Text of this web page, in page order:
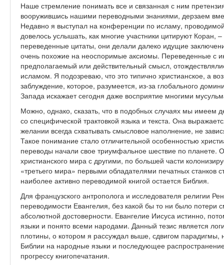
Наше стремление понимать все и связанная с ним
вооружившись нашими переводными знаниями, дерзаем
Недавно я выступал на конференции по исламу,
довелось услышать, как многие участники цитируют Коран,
переведенные цитаты, они делали далеко идущие
очень похожие на неоспоримые аксиомы. Переведенные с
предполагаемый или действительный смысл,
исламом. Я подозреваю, что это типично христианское, а
заблуждение, которое, разумеется, из-за глобального
Запада искажает сегодня даже восприятие многими
Можно, однако, сказать, что в подобных случаях мы имеем
со специфической трактовкой языка и текста. Она
желании всегда схватывать смысловое наполнение, не
Такое понимание стало отличительной особенностью
переводы начали свое триумфальное шествие по планете.
христианского мира с другими, по большей части
«третьего мира» первыми обладателями печатных станков
наиболее активно переводимой книгой остается Библия.
Для французского антрополога и исследователя религии
переводимости Евангелия, без какой бы то ни было потери
абсолютной достоверности. Евангелие Иисуса истинно,
языки и понято всеми народами. Данный тезис является
плотины, о котором я рассуждал выше, сдвигом
Библии на народные языки и последующее
прогрессу книгопечатания.